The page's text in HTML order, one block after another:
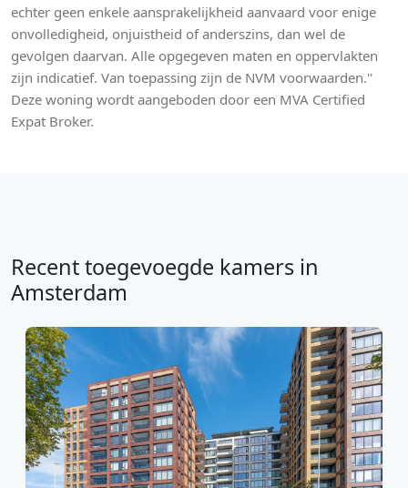
echter geen enkele aansprakelijkheid aanvaard voor enige
onvolledigheid, onjuistheid of anderszins, dan wel de
gevolgen daarvan. Alle opgegeven maten en oppervlakten
zijn indicatief. Van toepassing zijn de NVM voorwaarden.''
Deze woning wordt aangeboden door een MVA Certified
Expat Broker.
Recent toegevoegde kamers in
Amsterdam